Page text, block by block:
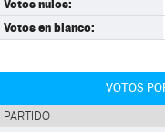
Votos nulos:
Votos en blanco:
VOTOS
PARTIDO